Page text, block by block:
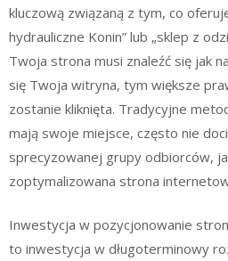
kluczową związaną z tym, co
hydrauliczne Konin” lub „sklep z
Twoja strona musi znaleźć się jak
się Twoja witryna, tym większe
zostanie kliknięta. Tradycyjne
mają swoje miejsce, często nie
sprecyzowanej grupy odbiorców,
zoptymalizowana strona
Inwestycja w pozycjonowanie
to inwestycja w długoterminowy